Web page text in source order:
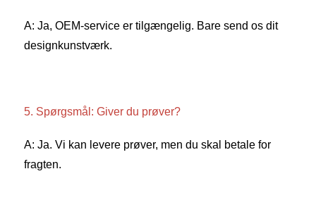
A: Ja, OEM-service er tilgængelig. Bare send os dit
designkunstværk.
5. Spørgsmål: Giver du prøver?
A: Ja. Vi kan levere prøver, men du skal betale for
fragten.